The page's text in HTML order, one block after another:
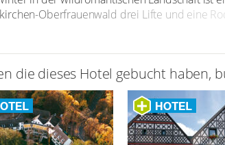
Oberfrauenwald drei Lifte und eine
die dieses Hotel gebucht haben,